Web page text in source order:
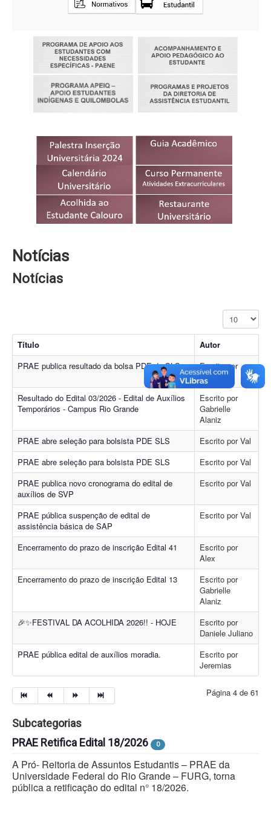
Diretoria de Assistência Estudantil
Diretoria de Desenvolvimento do Estudante
Arquivos
Memória
Notícias
Notícias
Exibir #
Título
Autor
PRAE publica resultado da bolsa PDE de SLS
Escrito por
Jeremias
Resultado do Edital 03/2026 - Edital de Auxílios
Temporários - Campus Rio Grande
Escrito por
Gabrielle
Alaniz
PRAE abre seleção para bolsista PDE SLS
Escrito por Val
PRAE abre seleção para bolsista PDE SLS
Escrito por Val
PRAE publica novo cronograma do edital de
auxílios de SVP
Escrito por Val
PRAE pública suspenção de edital de
assistência básica de SAP
Escrito por Val
Encerramento do prazo de inscrição Edital 41
Escrito por
Alex
Encerramento do prazo de inscrição Edital 13
Escrito por
Gabrielle
Alaniz
🎉✨FESTIVAL DA ACOLHIDA 2026!! - HOJE
Escrito por
Daniele Juliano
PRAE pública edital de auxílios moradia.
Escrito por
Jeremias
Página 4 de 61
Subcategorias
PRAE Retifica Edital 18/2026
0
A Pró- Reitoria de Assuntos Estudantis – PRAE da
Universidade Federal do Rio Grande – FURG, torna
pública a retificação do edital n° 18/2026.